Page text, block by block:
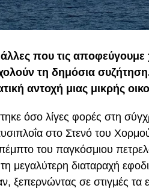
που τις
τη δημόσια
αντοχή μιας μικρής
όσο λίγες φορές στη
στο Στενό του
του παγκόσμιου
μεγαλύτερη διαταραχή
ξεπερνώντας σε στιγμές τα